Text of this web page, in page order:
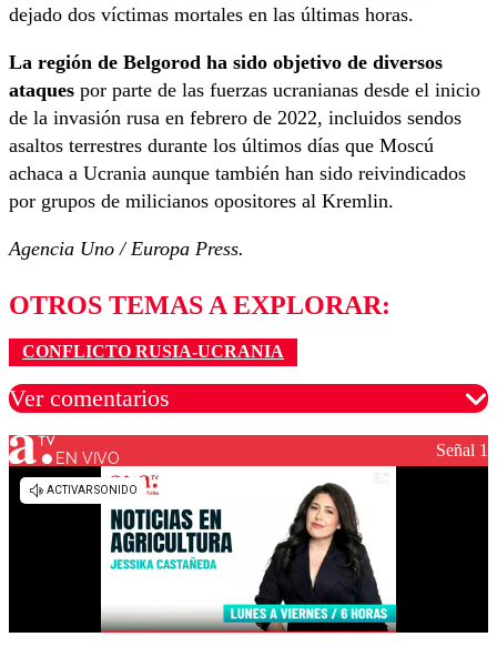
dejado dos víctimas mortales en las últimas horas.
La región de Belgorod ha sido objetivo de diversos
ataques por parte de las fuerzas ucranianas desde el inicio
de la invasión rusa en febrero de 2022, incluidos sendos
asaltos terrestres durante los últimos días que Moscú
achaca a Ucrania aunque también han sido reivindicados
por grupos de milicianos opositores al Kremlin.
Agencia Uno / Europa Press.
OTROS TEMAS A EXPLORAR:
CONFLICTO RUSIA-UCRANIA
Ver comentarios
Los comentarios son moderados para garantizar un
diálogo respetuoso.
EN VIVO Señal 1